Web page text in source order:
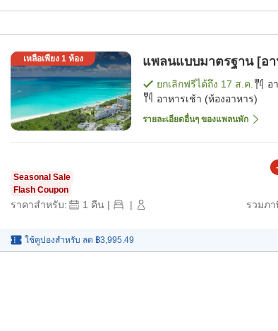
เหลือเพียง 1ห้อง แพลนแบบมาตรฐาน [อา
ยกเลิกฟรีได้ถึง 17 ส.ค. อ
อาหารเช้า (ห้องอาหาร)
รายละเอียดอื่นๆ ของแพลนพัก
Seasonal Sale
Flash Coupon
ราคาสำหรับ: 1 คืน | |
-
รวมภ
ใช้คูปองสำหรับ ลด ฿3,995.49